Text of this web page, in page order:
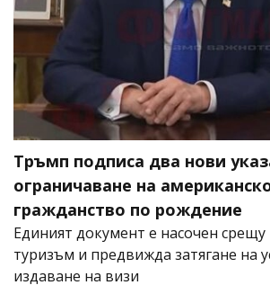
Тръмп подписа два нови
ограничаване на
гражданство по рождение
Единият документ е насочен
туризъм и предвижда затягане на
издаване на визи